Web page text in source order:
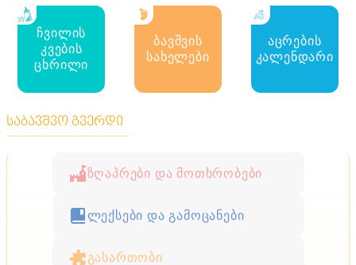
მასტერკლასი
პლასტმასის თავსახურებისგან დამზადებული
ბაღის ბილიკი: იაფი, კაშკაშა და ბზარების გარეშე
ჩვილის
კვების
ცხრილი
ბავშვის
სახელები
აცრების
კალენდარი
საბავშვო გვერდი
ზღაპრები და მოთხრობები
ლექსები და გამოცანები
გასართობი